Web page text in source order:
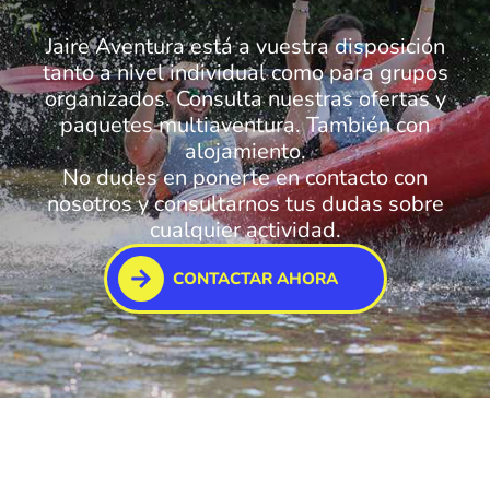
Jaire Aventura está a vuestra disposición
tanto a nivel individual como para grupos
organizados. Consulta nuestras ofertas y
paquetes multiaventura. También con
alojamiento.
No dudes en ponerte en contacto con
nosotros y consultarnos tus dudas sobre
cualquier actividad.
CONTACTAR AHORA